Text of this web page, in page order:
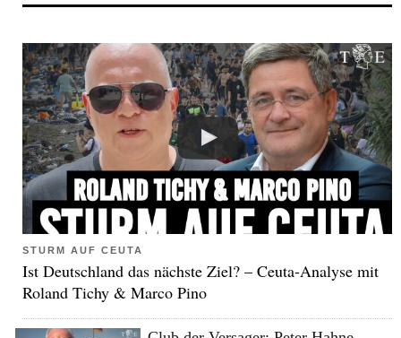
STURM AUF CEUTA
Ist Deutschland das nächste Ziel? – Ceuta-Analyse mit
Roland Tichy & Marco Pino